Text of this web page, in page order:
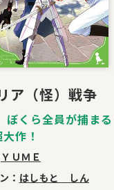
ア（怪）戦争
くら全員が捕ま
作！
ＹＵＭＥ
： はしもと しん